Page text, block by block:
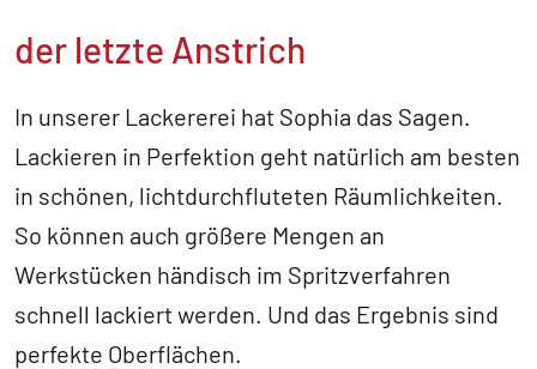
der letzte Anstrich
In unserer Lackererei hat Sophia das Sagen.
Lackieren in Perfektion geht natürlich am besten
in schönen, lichtdurchfluteten Räumlichkeiten.
So können auch größere Mengen an
Werkstücken händisch im Spritzverfahren
schnell lackiert werden. Und das Ergebnis sind
perfekte Oberflächen.